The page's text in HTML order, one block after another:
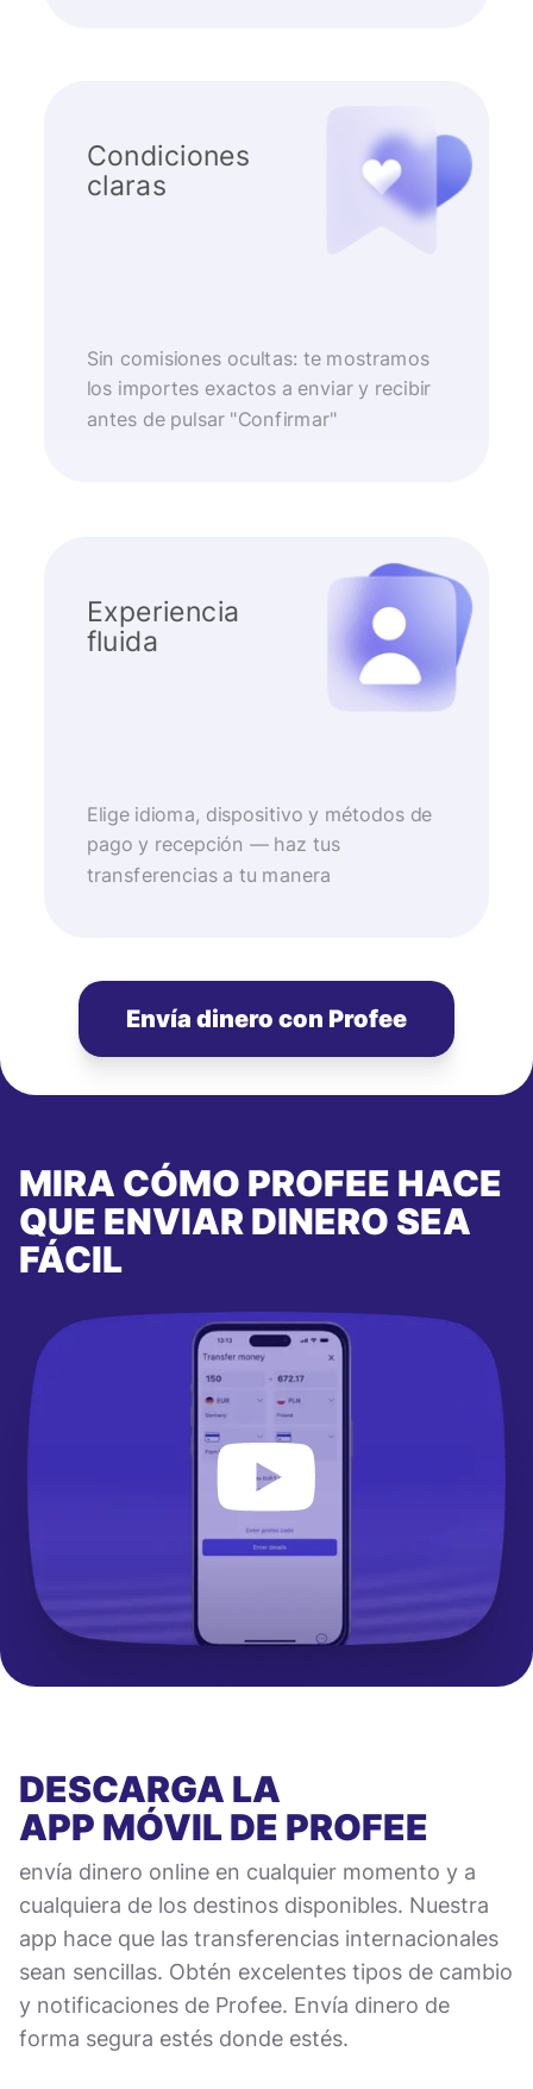
Condiciones
claras
Sin comisiones ocultas: te mostramos
los importes exactos a enviar y recibir
antes de pulsar "Confirmar"
Experiencia
fluida
Elige idioma, dispositivo y métodos de
pago y recepción — haz tus
transferencias a tu manera
Envía dinero con Profee
MIRA CÓMO PROFEE HACE
QUE ENVIAR DINERO SEA
FÁCIL
DESCARGA LA
APP MÓVILDE PROFEE
envía dinero online en cualquier momento y a
cualquiera de los destinos disponibles. Nuestra
app hace que las transferencias internacionales
sean sencillas. Obtén excelentes tipos de cambio
y notificaciones de Profee. Envía dinero de
forma segura estés donde estés.